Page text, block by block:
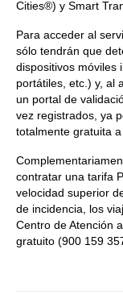
Cities®) y Smart
Para acceder al
sólo tendrán que
dispositivos móviles
portátiles, etc.) y, al
un portal de
vez registrados, ya
totalmente gratuita
contratar una tarifa
velocidad superior
de incidencia, los
Centro de Atención
gratuito (900 159